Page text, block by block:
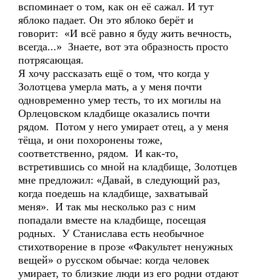
вспоминает о том, как он её сажал. И тут
яблоко падает. Он это яблоко берёт и
говорит: «И всё равно я буду жить вечность,
всегда...» Знаете, вот эта образность просто
потрясающая.
Я хочу рассказать ещё о том, что когда у
Золотцева умерла мать, а у меня почти
одновременно умер тесть, то их могилы на
Орлецовском кладбище оказались почти
рядом. Потом у него умирает отец, а у меня
тёща, и они похоронены тоже,
соответственно, рядом. И как-то,
встретившись со мной на кладбище, Золотцев
мне предложил: «Давай, в следующий раз,
когда поедешь на кладбище, захватывай
меня». И так мы несколько раз с ним
попадали вместе на кладбище, посещая
родных. У Станислава есть необычное
стихотворение в прозе «Факультет ненужных
вещей» о русском обычае: когда человек
умирает, то близкие люди из его родни отдают